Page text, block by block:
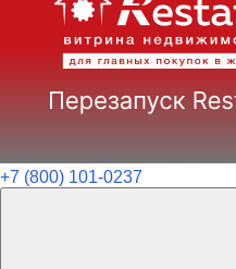
+7 (800) 101-0237